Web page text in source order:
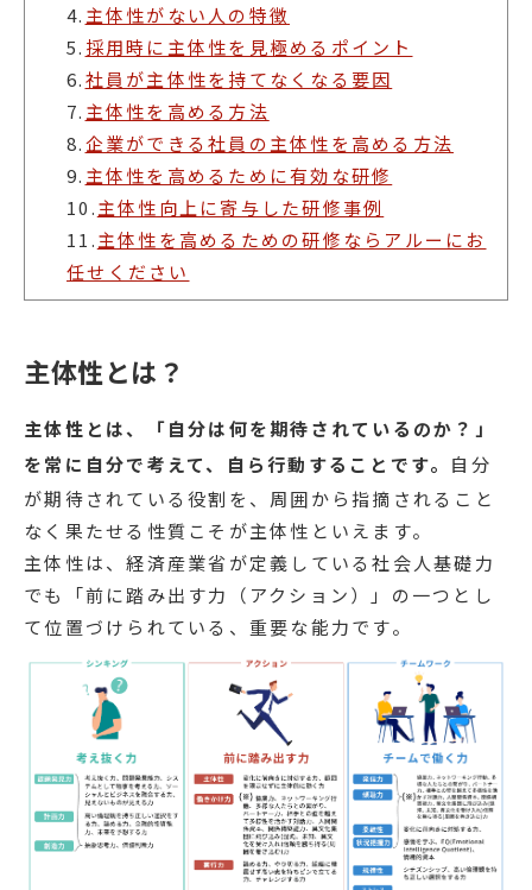
4. 主体性がない人の特徴
5. 採用時に主体性を見極めるポイント
6.社員が主体性を持てなくなる要因
7. 主体性を高める方法
8.企業ができる社員の主体性を高める方法
9. 主体性を高めるために有効な研修
10.主体性向上に寄与した研修事例
11.主体性を高めるための研修ならアルーにお
任せください
主体性とは？
主体性とは、「自分は何を期待されているのか？」
を常に自分で考えて、自ら行動することです。 自分
が期待されている役割を、周囲から指摘されること
なく果たせる性質こそが主体性といえます。
主体性は、経済産業省が定義している社会人基礎力
でも「前に踏み出す力（アクション）」の一つとし
て位置づけられている、重要な能力です。